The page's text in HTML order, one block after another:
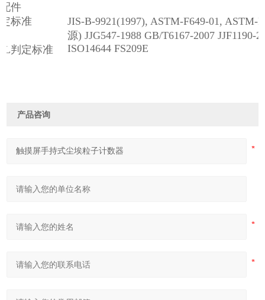
件
标准
JIS-B-9921(1997), ASTM-F649-01, ASTM-
源) JJG547-1988 GB/T6167-2007 JJF1190-
判定标准
ISO14644 FS209E
产品咨询